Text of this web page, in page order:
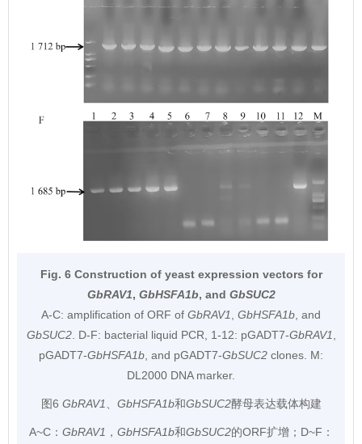
Fig. 6 Construction of yeast expression vectors for
GbRAV1, GbHSFA1b, and GbSUC2
A-C: amplification of ORF of GbRAV1 GbHSFA1b , and
GbSUC2. D-F: bacterial liquid PCR, 1-12: pGADT7-GbRAV1
pGADT7-GbHSFA1b , and pGADT7-GbSUC2 clones. M:
DL2000 DNA marker.
图6 GbRAV1 GbHSFA1b和GbSUC2酵母表达载体构建
A~C： GbRAV1 ， GbHSFA1b和GbSUC2的ORF扩增；D~F：